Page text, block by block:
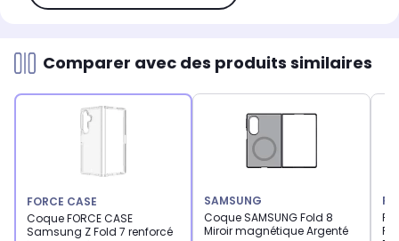
Comparer avec des produits similaires
FORCE CASE
Coque FORCE CASE
Samsung Z Fold 7 renforcé
SAMSUNG
Coque SAMSUNG Fold 8
Miroir magnétique Argenté